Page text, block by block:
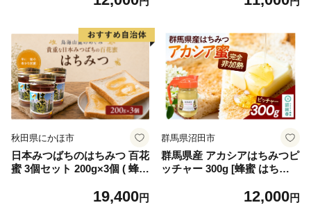
園】
秋田県にかほ市
日本みつばちのはちみつ 百花
蜜 3個セット 200g×3個 ( 蜂蜜
19,400円
群馬県沼田市
群馬県産 アカシアはちみつピ
ッチャー 300g [蜂蜜 はちみ
カシヤ さっぱりとした甘さ
12,000円